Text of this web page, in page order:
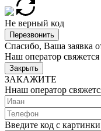
Не верный код
Перезвонить
Спасибо, Ваша заявка
Наш оператор
Закрыть
ЗАКАЖИТЕ
Ннаш оператор
Введите код с картинки